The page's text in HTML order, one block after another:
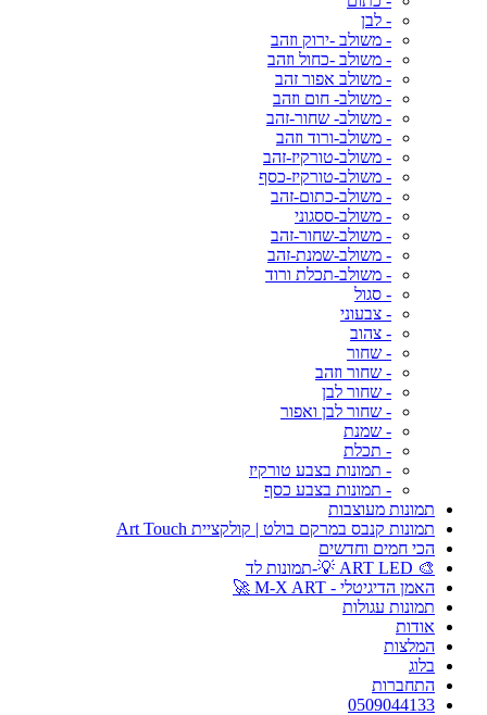
- לבן
- משולב -ירוק וזהב
- משולב -כחול וזהב
- משולב אפור זהב
- משולב- חום וזהב
- משולב- שחור-זהב
- משולב-ורוד וזהב
- משולב-טורקיז-זהב
- משולב-טורקיז-כסף
- משולב-כתום-זהב
- משולב-ססגוני
- משולב-שחור-זהב
- משולב-שמנת-זהב
- משולב-תכלת ורוד
- סגול
- צבעוני
- צהוב
- שחור
- שחור וזהב
- שחור לבן
- שחור לבן ואפור
- שמנת
- תכלת
- תמונות בצבע טורקיז
- תמונות בצבע כסף
תמונות מעוצבות
תמונות קנבס במרקם בולט | קולקציית Art Touch
הכי חמים וחדשים
🎨 ART LED 💡-תמונות לד
האמן הדיגיטלי - M-X ART 🚀
תמונות עגולות
אודות
המלצות
בלוג
התחברות
0509044133